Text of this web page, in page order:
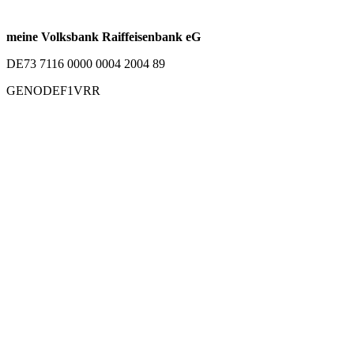
meine Volksbank Raiffeisenbank eG
DE73 7116 0000 0004 2004 89
GENODEF1VRR